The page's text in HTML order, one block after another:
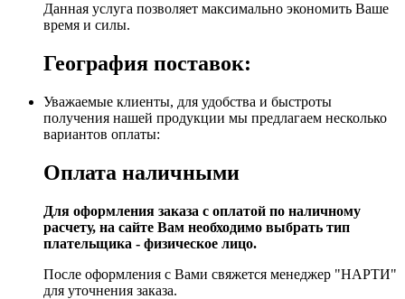
Данная услуга позволяет максимально экономить Ваше
время и силы.
География поставок:
Уважаемые клиенты, для удобства и быстроты
получения нашей продукции мы предлагаем несколько
вариантов оплаты:
Оплата наличными
Для оформления заказа с оплатой по наличному
расчету, на сайте Вам необходимо выбрать тип
плательщика - физическое лицо.
После оформления с Вами свяжется менеджер "НАРТИ"
для уточнения заказа.